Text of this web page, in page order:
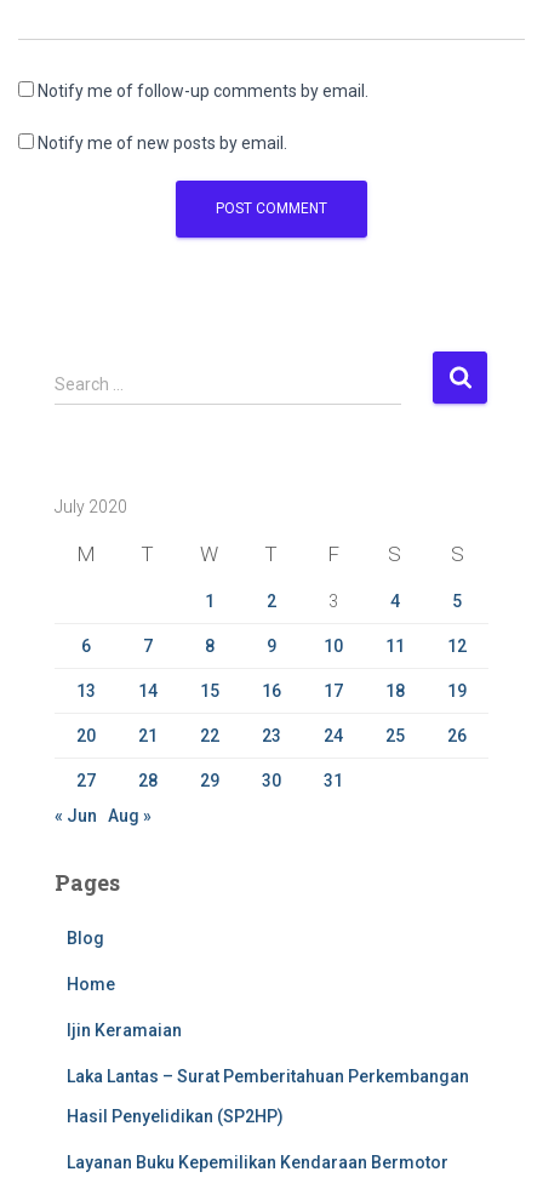
Notify me of follow-up comments by email.
Notify me of new posts by email.
S
e
h
Search …
July 2020
M T W T F S S
1 2 3 4 5
6 7 8 9 10 11 12
13 14 15 16 17 18 19
20 21 22 23 24 25 26
27 28 29 30
31
« Jun
Aug »
Pages
Blog
Home
Ijin Keramaian
Laka Lantas – Surat Pemberitahuan Perkembangan
Hasil Penyelidikan (SP2HP)
Layanan Buku Kepemilikan Kendaraan Bermotor